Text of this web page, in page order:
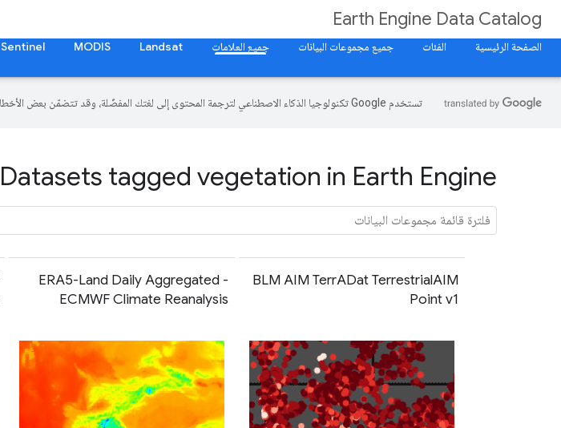
Earth Engine Data Catalog
الصفحة الرئيسية
الفئات جميع مجموعات البيانات جميع العلامات Landsat
MODIS
Sentinel
تستخدم Google تكنولوجيا الذكاء الاصطناعي لترجمة المحتوى إلى لغتك المفضّلة، وقد تتضمّن بعض الأخطاء.
Datasets tagged vegetation in Earth Engine
BLM AIM TerrADat TerrestrialAIM
Point v1
ERA5-Land Daily Aggregated -
ECMWF Climate Reanalysis